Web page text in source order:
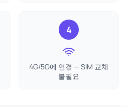
4
4G/5G에 연결 — SIM 교체
불필요